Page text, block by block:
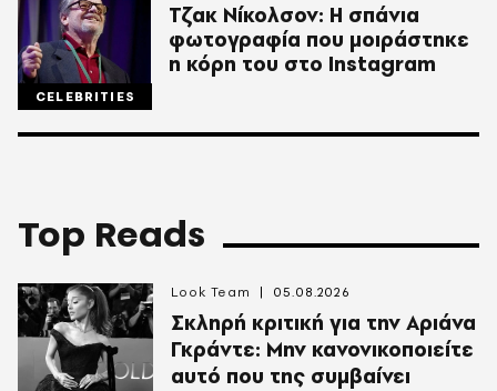
CELEBRITIES
Τζακ Νίκολσον: H σπάνια
φωτογραφία που μοιράστηκε
η κόρη του στο Instagram
Top Reads
Σκληρή κριτική για την Αριάνα
Γκράντε: Μην κανονικοποιείτε
αυτό που της συμβαίνει
Look Team 05.08.2026